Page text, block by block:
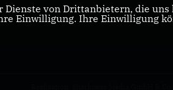
Dienste von Drittanbietern, die uns
Einwilligung. Ihre Einwilligung